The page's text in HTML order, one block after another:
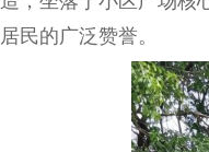
居民的广泛赞誉。